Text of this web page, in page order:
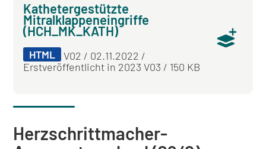
Kathetergestützte
Mitralklappeneingriffe
(HCH_MK_KATH)
HTML
V02 / 02.11.2022 /
Erstveröffentlicht in 2023 V03 / 150 KB
Herzschrittmacher-